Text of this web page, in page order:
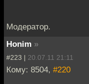
Модератор.
Honim »
#223 | 20.07.11 21:11
Кому: 8504, #220